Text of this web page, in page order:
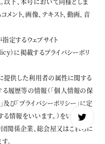
JAPANMADE All Rights Reserved.
ント、画像、テキスト、動画、音
定するウェブサイト
に掲載するプライバシーポリ
提供した利用者の属性に関する
履歴等の情報（「個人情報の保
び「プライバシーポリシー」に定
情報をいいます。）をいいます。
団関係企業、総会屋又はこれらに
。